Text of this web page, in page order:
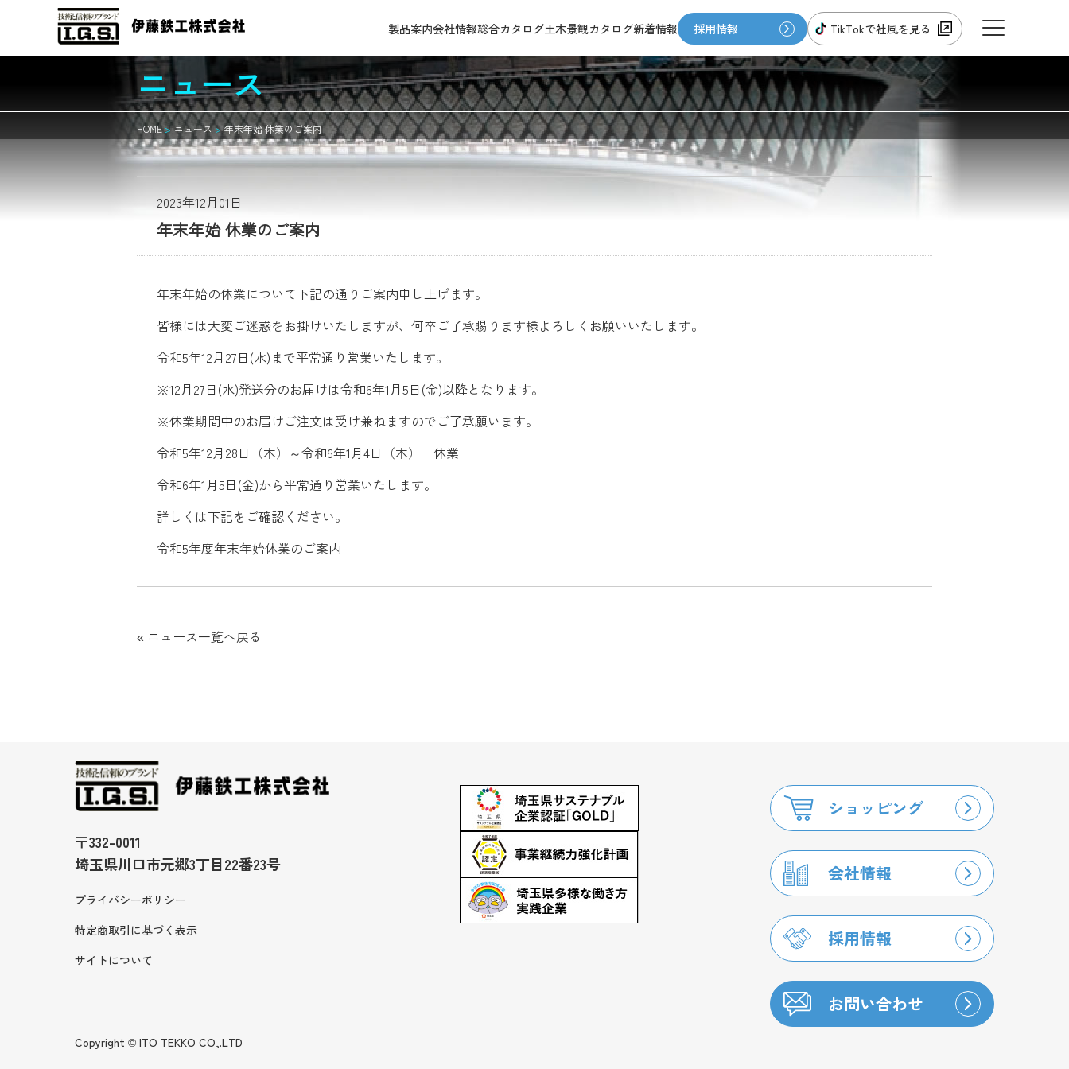
製品案内会社情報総合カタログ土木景観カタログ新着情報 採用情報 TikTokで社風を見る
TOP
製品案内
参考資材・表紙
施工動画
Youtube動画
会社情報
伊藤鉄工のお仕事
ニュース
HOME ニュース 年末年始 休業のご案内
2023年12月01日
年末年始 休業のご案内
年末年始の休業について下記の通りご案内申し上げます。
皆様には大変ご迷惑をお掛けいたしますが、何卒ご了承賜ります様よろしくお願いいたします。
令和5年12月27日(水)まで平常通り営業いたします。
※12月27日(水)発送分のお届けは令和6年1月5日(金)以降となります。
※休業期間中のお届けご注文は受け兼ねますのでご了承願います。
令和5年12月28日（木）～令和6年1月4日（木） 休業
令和6年1月5日(金)から平常通り営業いたします。
詳しくは下記をご確認ください。
令和5年度年末年始休業のご案内
« ニュース一覧へ戻る
〒332-0011
埼玉県川口市元郷3丁目22番23号
プライバシーポリシー
特定商取引に基づく表示
サイトについて
ショッピング
会社情報
採用情報
お問い合わせ
Copyright © ITO TEKKO CO,.LTD